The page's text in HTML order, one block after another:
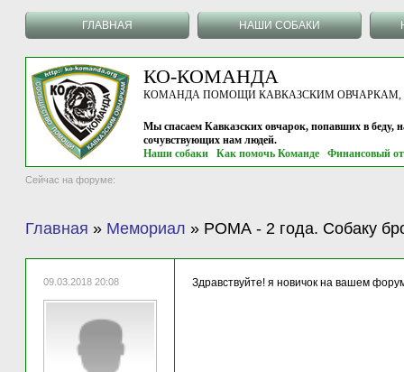
ГЛАВНАЯ НАШИ СОБАКИ
КО-КОМАНДА
КОМАНДА ПОМОЩИ КАВКАЗСКИМ ОВЧАРКАМ, г.
Мы спасаем Кавказских овчарок, попавших в беду,
сочувствующих нам людей.
Наши собаки
Как помочь Команде Финансовый
Сейчас на форуме:
Главная » Мемориал » РОМА - 2 года. Собаку
09.03.2018 20:08 Здравствуйте! я новичок на вашем